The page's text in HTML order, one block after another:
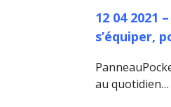
12 04 2021
s’équiper,
au quotidien…